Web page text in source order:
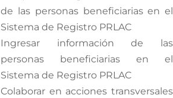
de las personas beneficiarias en el
Sistema de Registro PRLAC
Ingresar información de las
personas beneficiarias en el
Sistema de Registro PRLAC
Colaborar en acciones transversales